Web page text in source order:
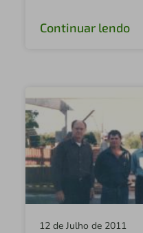
Sicredi
Sicredi
Sicredi
Sicredi
Continuar lendo
12 de Julho de 2011